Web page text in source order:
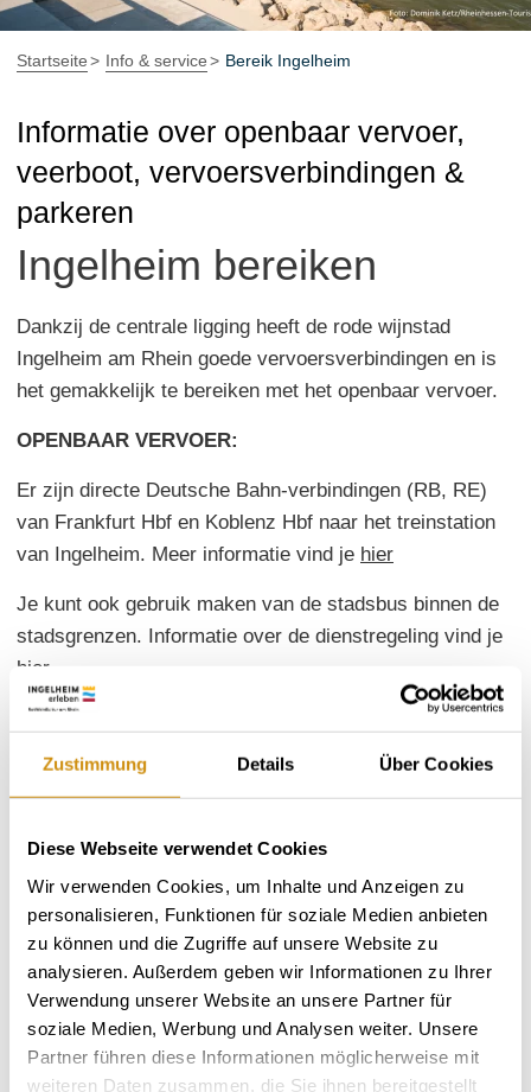
Zustimmung Details Über Cookies
Diese Webseite verwendet Cookies
Wir verwenden Cookies, um Inhalte und Anzeigen zu
personalisieren, Funktionen für soziale Medien anbieten
zu können und die Zugriffe auf unsere Website zu
analysieren. Außerdem geben wir Informationen zu Ihrer
Verwendung unserer Website an unsere Partner für
soziale Medien, Werbung und Analysen weiter. Unsere
Partner führen diese Informationen möglicherweise mit
weiteren Daten zusammen, die Sie ihnen bereitgestellt
Startseite Info & service Bereik Ingelheim
Informatie over openbaar vervoer,
veerboot, vervoersverbindingen &
parkeren
Ingelheim bereiken
Dankzij de centrale ligging heeft de rode wijnstad
Ingelheim am Rhein goede vervoersverbindingen en is
het gemakkelijk te bereiken met het openbaar vervoer.
OPENBAAR VERVOER:
Er zijn directe Deutsche Bahn-verbindingen (RB, RE)
van Frankfurt Hbf en Koblenz Hbf naar het treinstation
van Ingelheim. Meer informatie vind je hier
Je kunt ook gebruik maken van de stadsbus binnen de
stadsgrenzen. Informatie over de dienstregeling vind je
hier
Veerboot:
Vanaf Oestrich-Winkel vaart de veerboot het hele jaar
door elk half uur. Meer informatie over de vertrektijden
Met de auto:
Je kunt Ingelheim am Rhein bereiken via de snelweg
A60 via knooppunt Ingelheim-West (komend vanuit
Bingen) of knooppunt Ingelheim-Ost (komend vanuit
Mainz).
Parkeren: